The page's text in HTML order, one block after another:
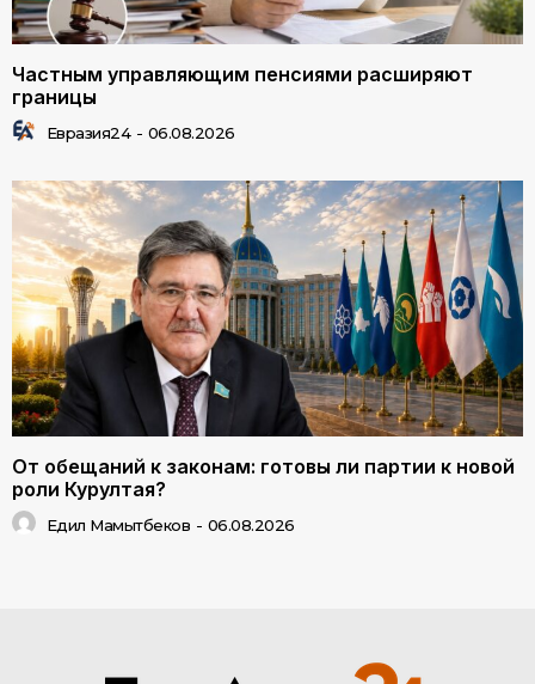
Частным управляющим пенсиями расширяют
границы
Евразия24 - 06.08.2026
От обещаний к законам: готовы ли партии к новой
роли Курултая?
Едил Мамытбеков - 06.08.2026